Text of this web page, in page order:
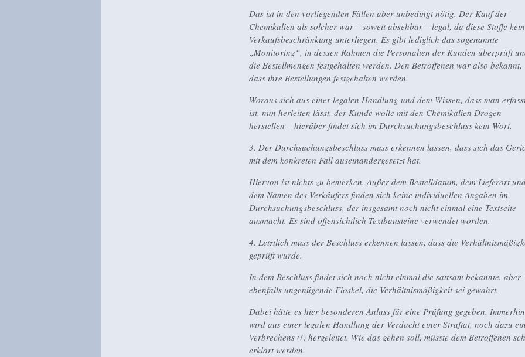
Das ist in den vorliegenden Fällen aber unbedingt nötig. Der Kauf der
Chemikalien als solcher war – soweit absehbar – legal, da diese Stoffe
Verkaufsbeschränkung unterliegen. Es gibt lediglich das sogenannte
„Monitoring“, in dessen Rahmen die Personalien der Kunden überprüft
die Bestellmengen festgehalten werden. Den Betroffenen war also bekannt,
dass ihre Bestellungen festgehalten werden.
Woraus sich aus einer legalen Handlung und dem Wissen, dass man
ist, nun herleiten lässt, der Kunde wolle mit den Chemikalien Drogen
herstellen – hierüber findet sich im Durchsuchungsbeschluss kein Wort.
3. Der Durchsuchungsbeschluss muss erkennen lassen, dass sich das
mit dem konkreten Fall auseinandergesetzt hat.
Hiervon ist nichts zu bemerken. Außer dem Bestelldatum, dem Lieferort
dem Namen des Verkäufers finden sich keine individuellen Angaben im
Durchsuchungsbeschluss, der insgesamt noch nicht einmal eine Textseite
ausmacht. Es sind offensichtlich Textbausteine verwendet worden.
4. Letztlich muss der Beschluss erkennen lassen, dass die
geprüft wurde.
In dem Beschluss findet sich noch nicht einmal die sattsam bekannte, aber
ebenfalls ungenügende Floskel, die Verhältnismäßigkeit sei gewahrt.
Dabei hätte es hier besonderen Anlass für eine Prüfung gegeben. Immerhin
wird aus einer legalen Handlung der Verdacht einer Straftat, noch dazu
Verbrechens (!) hergeleitet. Wie das gehen soll, müsste dem Betroffenen
erklärt werden.